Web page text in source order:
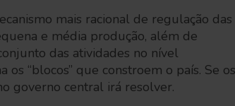
mais racional de regulação das
e média produção, além de
das atividades no nível
“blocos” que constroem o país. Se os
governo central irá resolver.